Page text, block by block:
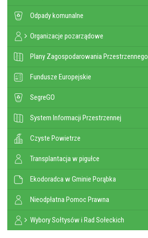
Odpady komunalne
Organizacje pozarządowe
Plany Zagospodarowania Przestrzennego
Fundusze Europejskie
SegreGO
System Informacji Przestrzennej
Czyste Powietrze
Transplantacja w pigułce
Ekodoradca w Gminie Porąbka
Nieodpłatna Pomoc Prawna
Wybory Sołtysów i Rad Sołeckich